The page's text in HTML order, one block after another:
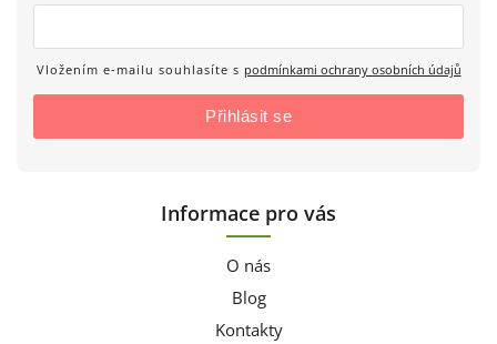
Vložením e-mailu souhlasíte s podmínkami ochrany osobních údajů
Přihlásit se
Informace pro vás
O nás
Blog
Kontakty